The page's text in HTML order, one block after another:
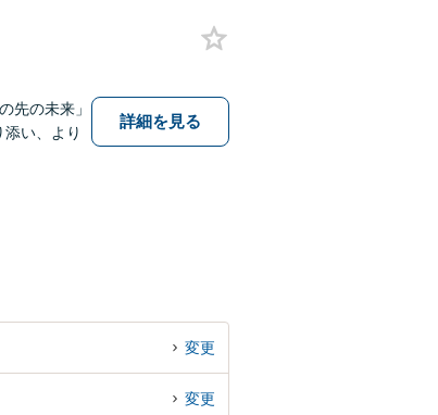
先の未来」
い、より
詳細を見る
変更
変更